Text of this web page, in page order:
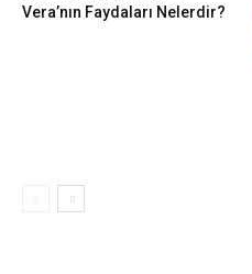
Vera’nın Faydaları Nelerdir?